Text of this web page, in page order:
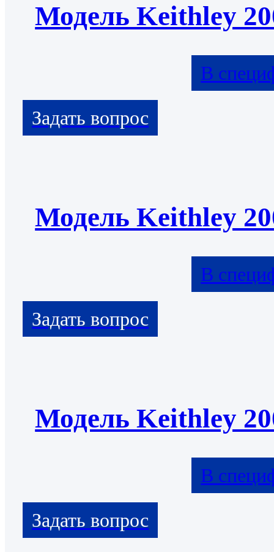
Модель Keithley
В
Модель Keithley
В
Модель Keithley
В